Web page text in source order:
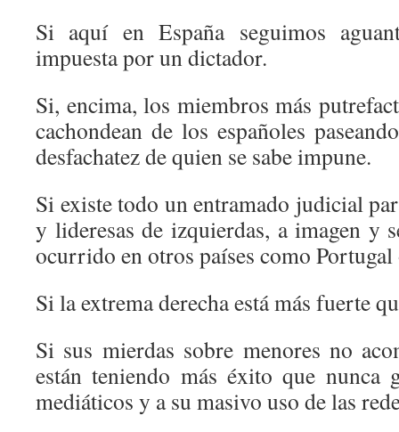
Si aquí en España seguimos
impuesta por un dictador.
Si, encima, los miembros más
cachondean de los españoles
desfachatez de quien se sabe impune.
Si existe todo un entramado judicial
y lideresas de izquierdas, a imagen y
ocurrido en otros países como
Si la extrema derecha está más fuerte
Si sus mierdas sobre menores no
están teniendo más éxito que nunca
mediáticos y a su masivo uso de las